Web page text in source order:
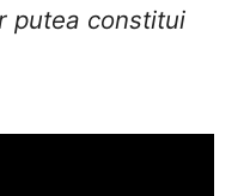
putea constitui